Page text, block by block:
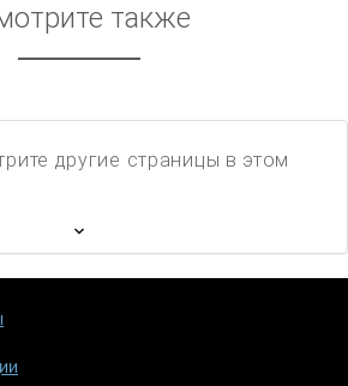
также
другие страницы в этом